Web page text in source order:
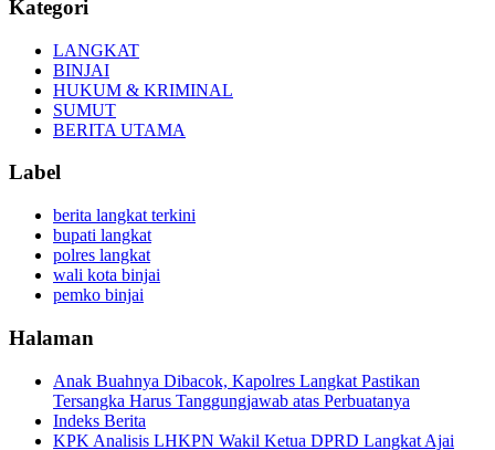
Kategori
LANGKAT
BINJAI
HUKUM & KRIMINAL
SUMUT
BERITA UTAMA
Label
berita langkat terkini
bupati langkat
polres langkat
wali kota binjai
pemko binjai
Halaman
Anak Buahnya Dibacok, Kapolres Langkat Pastikan
Tersangka Harus Tanggungjawab atas Perbuatanya
Indeks Berita
KPK Analisis LHKPN Wakil Ketua DPRD Langkat Ajai